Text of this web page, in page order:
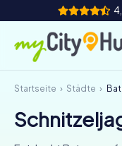
So funktioniert's
Städte
Startseite Städte